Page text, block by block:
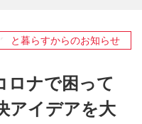
と暮らすからのお知らせ
ロナで困って
アイデアを大